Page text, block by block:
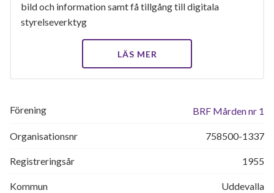
bild och information samt få tillgång till digitala
styrelseverktyg
LÄS MER
Förening BRF Mården nr 1
Organisationsnr 758500-1337
Registreringsår 1955
Kommun Uddevalla